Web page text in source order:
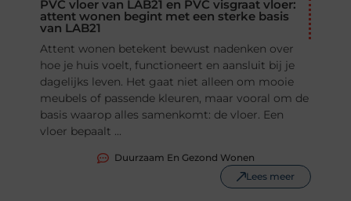
PVC vloer van LAB21 en PVC visgraat vloer:
attent wonen begint met een sterke basis
van LAB21
Attent wonen betekent bewust nadenken over
hoe je huis voelt, functioneert en aansluit bij je
dagelijks leven. Het gaat niet alleen om mooie
meubels of passende kleuren, maar vooral om de
basis waarop alles samenkomt: de vloer. Een
vloer bepaalt ...
Duurzaam En Gezond Wonen
Lees meer